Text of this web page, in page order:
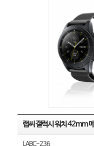
랩씨 갤럭시 워치 42mm
LABC-236